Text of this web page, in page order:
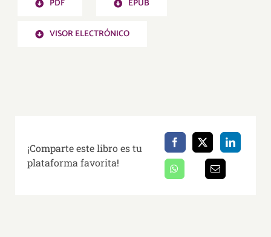
PDF EPUB
VISOR ELECTRÓNICO
¡Comparte este libro es tu
plataforma favorita!